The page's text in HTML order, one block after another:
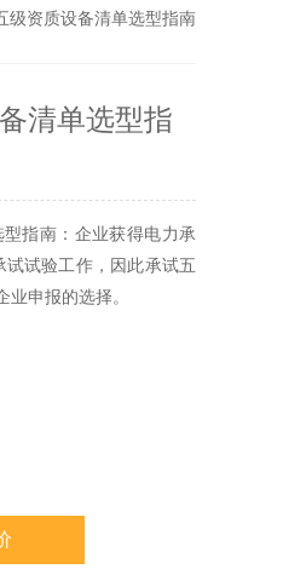
级资质设备清单选型指南
清单选型指
指南：企业获得电力承
试验工作，因此承试五
申报的选择。